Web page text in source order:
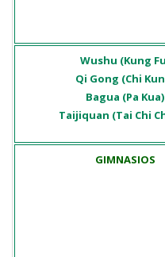
Wushu (Kung
Qi Gong (Chi
Bagua (Pa Kua)
Taijiquan (Tai Chi
GIMNASIOS